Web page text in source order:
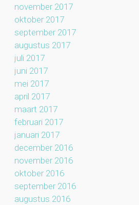
november 2017
oktober 2017
september 2017
augustus 2017
juli 2017
juni 2017
mei 2017
april 2017
maart 2017
februari 2017
januari 2017
december 2016
november 2016
oktober 2016
september 2016
augustus 2016